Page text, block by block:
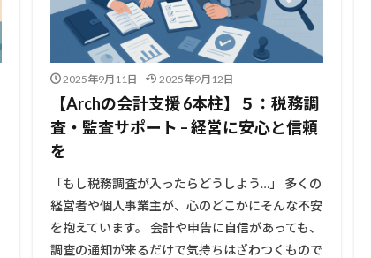
2025年9月11日 2025年9月12日
【Archの会計支援 6本柱】５：税務調
査・監査サポート – 経営に安心と信頼
を
「もし税務調査が入ったらどうしよう…」 多くの
経営者や個人事業主が、心のどこかにそんな不安
を抱えています。 会計や申告に自信があっても、
調査の通知が来るだけで気持ちはざわつくもので